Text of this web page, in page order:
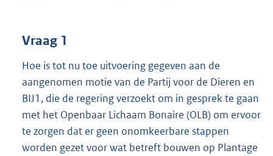
Vraag 1
Hoe is tot nu toe uitvoering gegeven aan de
aangenomen motie van de Partij voor de Dieren en
BIJ1, die de regering verzoekt om in gesprek te gaan
met het Openbaar Lichaam Bonaire (OLB) om ervoor
te zorgen dat er geen onomkeerbare stappen
worden gezet voor wat betreft bouwen op Plantage